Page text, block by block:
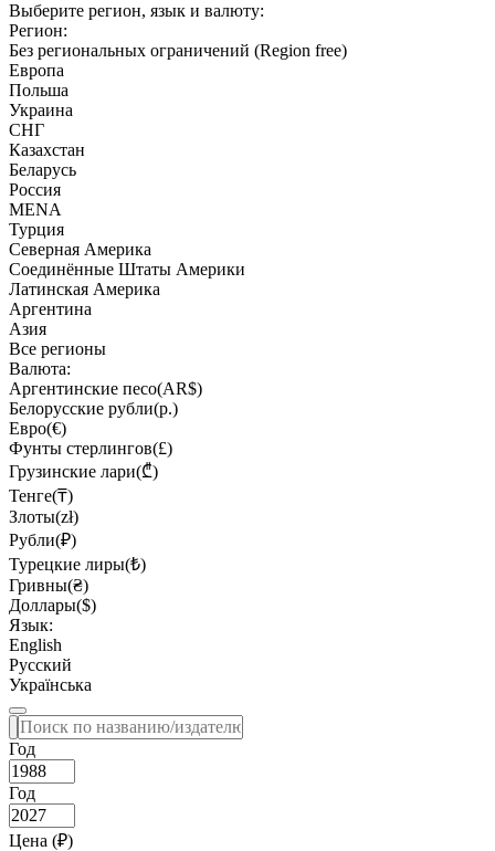
Выберите регион, язык и валюту:
Регион:
Без региональных ограничений (Region free)
Европа
Польша
Украина
СНГ
Казахстан
Беларусь
Россия
MENA
Турция
Северная Америка
Соединённые Штаты Америки
Латинская Америка
Аргентина
Азия
Все регионы
Валюта:
Аргентинские песо(AR$)
Белорусские рубли(р.)
Евро(€)
Фунты стерлингов(£)
Грузинские лари(₾)
Тенге(₸)
Злоты(zł)
Рубли(₽)
Турецкие лиры(₺)
Гривны(₴)
Доллары($)
Язык:
English
Русский
Українська
Год
Год
Цена (₽)